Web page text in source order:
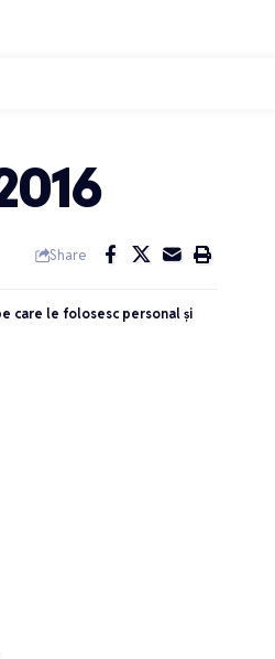
Share
care le folosesc personal și